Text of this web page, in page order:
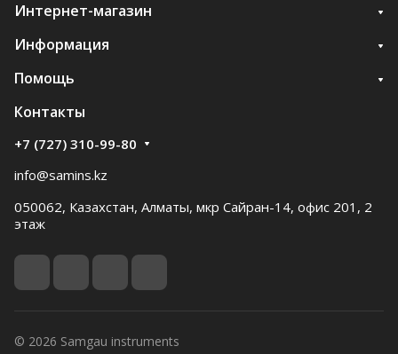
Интернет-магазин
Информация
Помощь
Контакты
+7 (727) 310-99-80
info@samins.kz
050062, Казахстан, Алматы, мкр Сайран-14, офис 201, 2
этаж
© 2026 Samgau instruments